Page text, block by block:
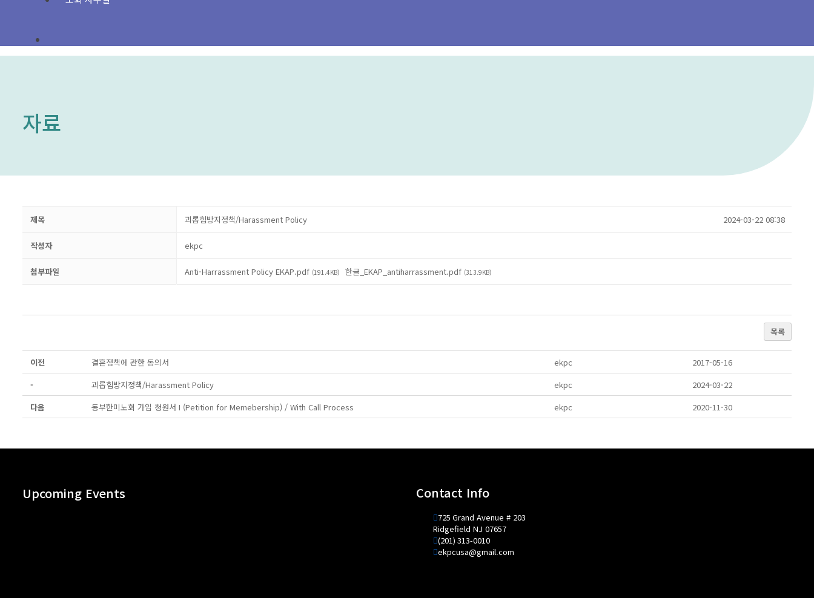
자료
제목 괴롭힘방지정책/Harassment Policy 2024-03-22 08:38
작성자 ekpc
첨부파일 Anti-Harrassment Policy EKAP.pdf (191.4KB) 한글_EKAP_antiharrassment.pdf (313.9KB)
목록
이전 결혼정책에 관한 동의서 ekpc
2017-05-16
-
괴롭힘방지정책/Harassment Policy ekpc
2024-03-22
다음
동부한미노회 가입 청원서 I (Petition for Memebership) / With Call Process ekpc 2020-11-30
Upcoming Events Contact Info
725 Grand Avenue # 203
Ridgefield NJ 07657
(201) 313-0010
ekpcusa@gmail.com